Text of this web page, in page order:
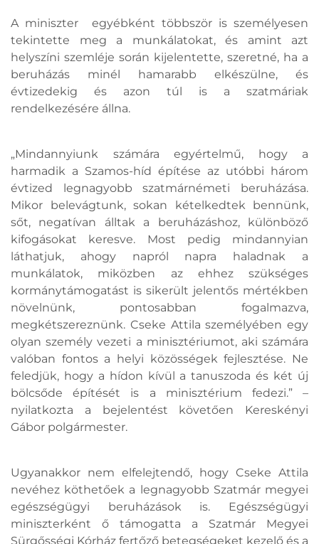
A miniszter egyébként többször is személyesen
tekintette meg a munkálatokat, és amint azt
helyszíni szemléje során kijelentette, szeretné, ha a
beruházás minél hamarabb elkészülne, és
évtizedekig és azon túl is a szatmáriak
rendelkezésére állna.
„Mindannyiunk számára egyértelmű, hogy a
harmadik a Szamos-híd építése az utóbbi három
évtized legnagyobb szatmárnémeti beruházása.
Mikor belevágtunk, sokan kételkedtek bennünk,
sőt, negatívan álltak a beruházáshoz, különböző
kifogásokat keresve. Most pedig mindannyian
láthatjuk, ahogy napról napra haladnak a
munkálatok, miközben az ehhez szükséges
kormánytámogatást is sikerült jelentős mértékben
növelnünk, pontosabban fogalmazva,
megkétszereznünk. Cseke Attila személyében egy
olyan személy vezeti a minisztériumot, aki számára
valóban fontos a helyi közösségek fejlesztése. Ne
feledjük, hogy a hídon kívül a tanuszoda és két új
bölcsőde építését is a minisztérium fedezi.” –
nyilatkozta a bejelentést követően Kereskényi
Gábor polgármester.
Ugyanakkor nem elfelejtendő, hogy Cseke Attila
nevéhez köthetőek a legnagyobb Szatmár megyei
egészségügyi beruházások is. Egészségügyi
miniszterként ő támogatta a Szatmár Megyei
Sürgősségi Kórház fertőző betegségeket kezelő és a